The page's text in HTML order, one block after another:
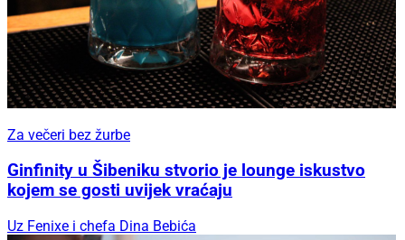
Za večeri bez žurbe
Ginfinity u Šibeniku stvorio je lounge iskustvo
kojem se gosti uvijek vraćaju
Uz Fenixe i chefa Dina Bebića